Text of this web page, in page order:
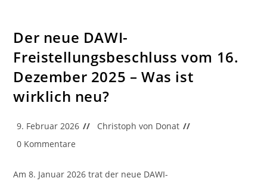
Drittstaatensubventionsverordnung
Gegen
Hersteller
Von
Windkraftanlagen
Der neue DAWI-
Freistellungsbeschluss vom 16.
Dezember 2025 – Was ist
wirklich neu?
Beitrag
9. Februar 2026
Beitrags-
Christoph von Donat
Beitrags-
0 Kommentare
Am 8. Januar 2026 trat der neue DAWI-